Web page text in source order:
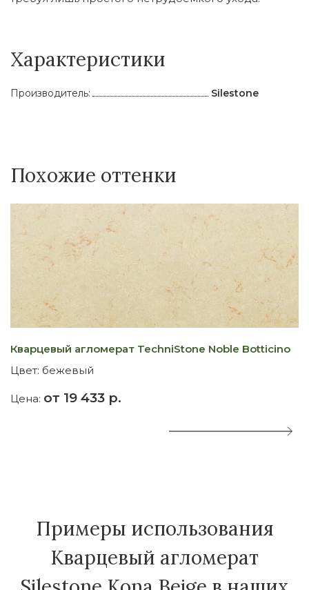
Характеристики
Производитель: Silestone
Похожие оттенки
Кварцевый агломерат TechniStone Noble Botticino
Цвет: бежевый
Цена: от 19 433 р.
Примеры использования
Кварцевый агломерат